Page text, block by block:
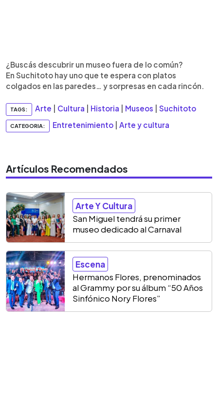
¿Buscás descubrir un museo fuera de lo común?
En Suchitoto hay uno que te espera con platos
colgados en las paredes… y sorpresas en cada rincón.
TAGS: Arte Cultura Historia Museos Suchitoto
CATEGORIA: Entretenimiento Arte y cultura
Artículos Recomendados
Arte Y Cultura
San Miguel tendrá su primer
museo dedicado al Carnaval
Escena
Hermanos Flores, prenominados
al Grammy por su álbum “50 Años
Sinfónico Nory Flores”